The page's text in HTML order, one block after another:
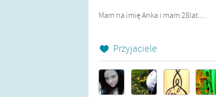
Mam na imię Anka i mam 28lat....
Przyjaciele